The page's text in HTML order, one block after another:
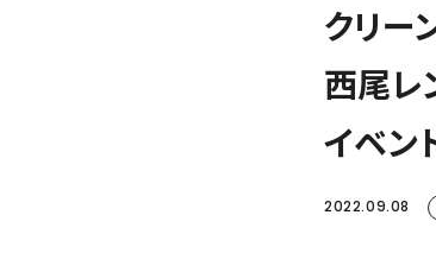
クリー
西尾レ
イベン
2022.09.08